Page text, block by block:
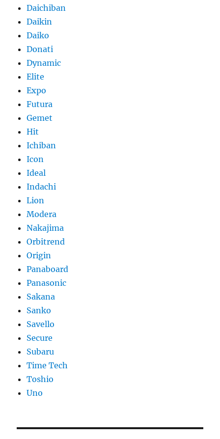
Daichiban
Daikin
Daiko
Donati
Dynamic
Elite
Expo
Futura
Gemet
Hit
Ichiban
Icon
Ideal
Indachi
Lion
Modera
Nakajima
Orbitrend
Origin
Panaboard
Panasonic
Sakana
Sanko
Savello
Secure
Subaru
Time Tech
Toshio
Uno